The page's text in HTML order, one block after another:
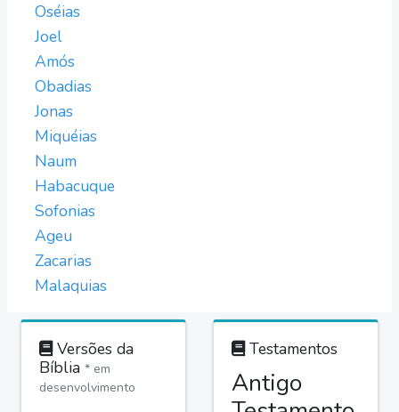
Oséias
Joel
Amós
Obadias
Jonas
Miquéias
Naum
Habacuque
Sofonias
Ageu
Zacarias
Malaquias
Versões da
Bíblia * em
desenvolvimento
Testamentos
Antigo